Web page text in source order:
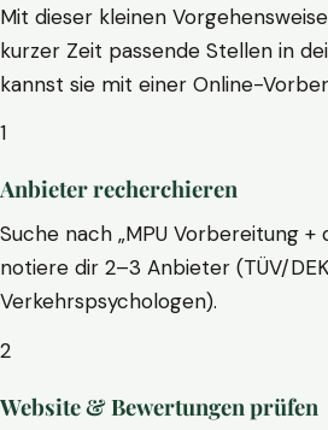
Mit dieser kleinen
kurzer Zeit passende Stellen in
kannst sie mit einer Online-
1
Anbieter recherchieren
Suche nach „MPU Vorbereitung +
notiere dir 2–3 Anbieter (TÜV/
Verkehrspsychologen).
2
Website & Bewertungen prüfen